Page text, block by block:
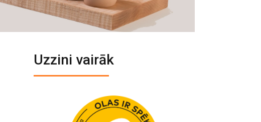
Uzzini vairāk